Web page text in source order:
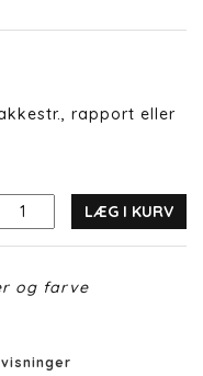
rapport eller
LÆG I KURV
og farve